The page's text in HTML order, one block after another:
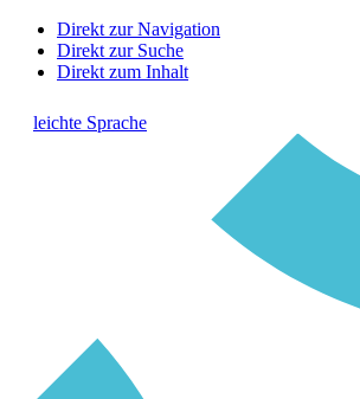
Direkt zur Navigation
Direkt zur Suche
Direkt zum Inhalt
leichte Sprache